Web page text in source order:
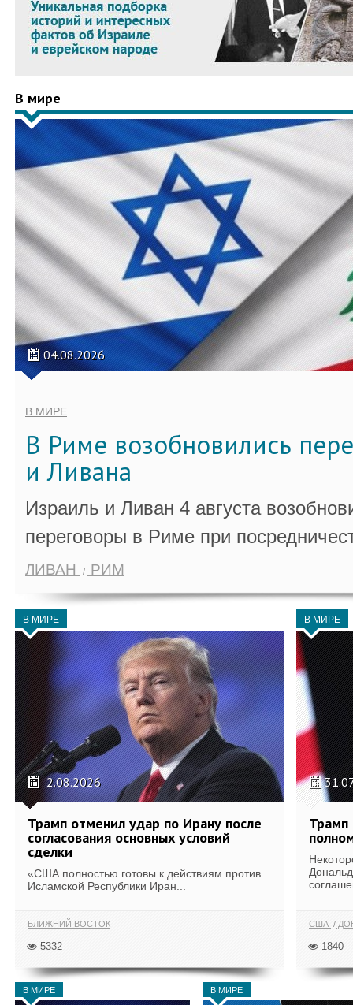
В мире
04.08.2026
В МИРЕ
В Риме возобновились
и Ливана
Израиль и Ливан 4 августа
переговоры в Риме при
ЛИВАН РИМ
В МИРЕ
2.08.2026
Трамп отменил удар по Ирану после
согласования основных условий
сделки
«США полностью готовы к действиям против
Исламской Республики Иран...
БЛИЖНИЙ ВОСТОК
5332
В МИРЕ
Трамп
США
1840
В МИРЕ В МИРЕ